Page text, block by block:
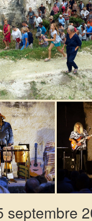
septembre